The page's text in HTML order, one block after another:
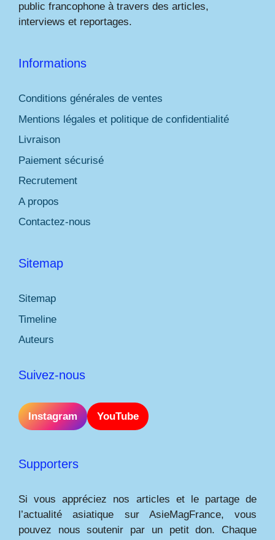
public francophone à travers des articles,
interviews et reportages.
Informations
Conditions générales de ventes
Mentions légales et politique de confidentialité
Livraison
Paiement sécurisé
Recrutement
A propos
Contactez-nous
Sitemap
Sitemap
Timeline
Auteurs
Suivez-nous
Instagram YouTube
Supporters
Si vous appréciez nos articles et le partage de
l’actualité asiatique sur AsieMagFrance, vous
pouvez nous soutenir par un petit don. Chaque